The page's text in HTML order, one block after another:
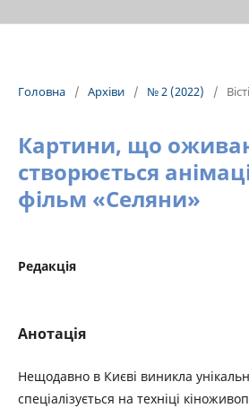
Головна / Архіви / № 2 (2022) /
Картини, що
створюється
фільм «Селяни»
Редакція
Анотація
Нещодавно в Києві виникла
спеціалізується на техніці